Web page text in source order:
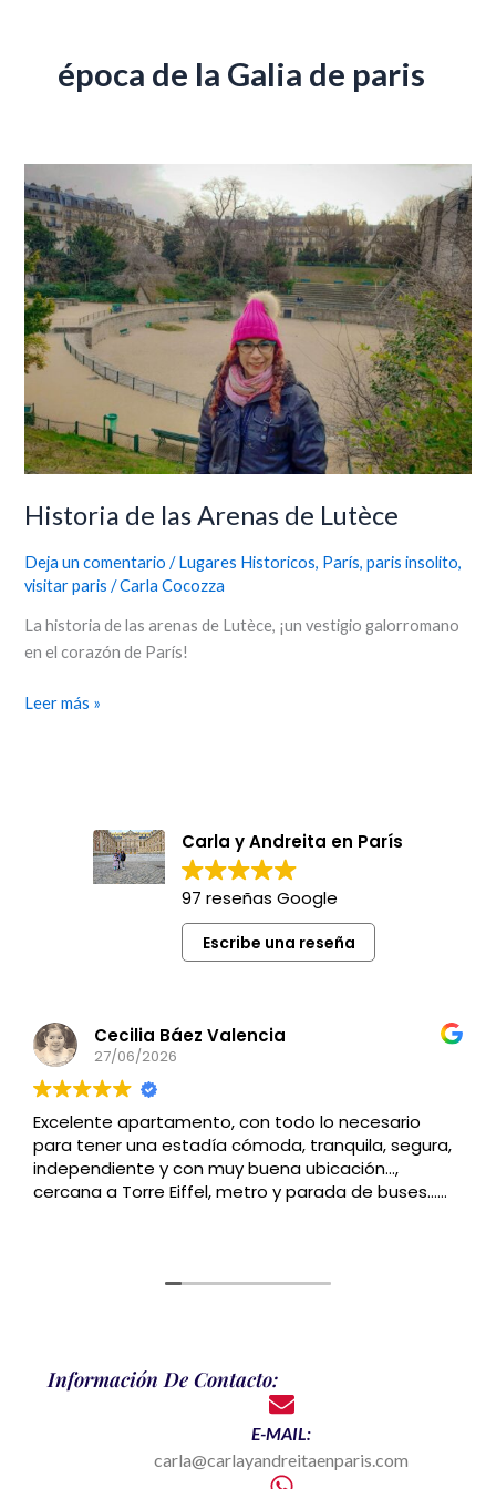
época de la Galia de paris
Historia de las Arenas de Lutèce
Deja un comentario /Lugares Historicos, París,paris insolito,
visitar paris /Carla Cocozza
La historia de las arenas de Lutèce, ¡un vestigio galorromano
en el corazón de París!
de
las
Arenas
de
Lutèce
Leer más »
Carla y Andreita en París
97 reseñas Google
Escribe una reseña
Cecilia Báez Valencia
27/06/2026
Excelente apartamento, con todo lo necesario
para tener una estadía cómoda, tranquila, segura,
independiente y con muy buena ubicación…,
cercana a Torre Eiffel, metro y parada de buses…
Información De Contacto:
E-MAIL:
carla@carlayandreitaenparis.com